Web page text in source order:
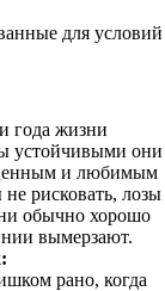
для условий
года жизни
устойчивыми они
ценным и любимым
рисковать, лозы
обычно хорошо
вымерзают.
рано, когда